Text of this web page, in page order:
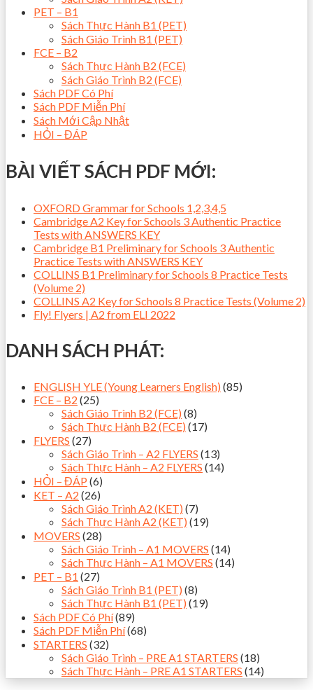
PET – B1
Sách Thực Hành B1 (PET)
Sách Giáo Trình B1 (PET)
FCE – B2
Sách Thực Hành B2 (FCE)
Sách Giáo Trình B2 (FCE)
Sách PDF Có Phí
Sách PDF Miễn Phí
Sách Mới Cập Nhật
HỎI – ĐÁP
BÀI VIẾT SÁCH PDF MỚI:
OXFORD Grammar for Schools 1,2,3,4,5
Cambridge A2 Key for Schools 3 Authentic Practice
Tests with ANSWERS KEY
Cambridge B1 Preliminary for Schools 3 Authentic
Practice Tests with ANSWERS KEY
COLLINS B1 Preliminary for Schools 8 Practice Tests
(Volume 2)
COLLINS A2 Key for Schools 8 Practice Tests (Volume 2)
Fly! Flyers | A2 from ELI 2022
DANH SÁCH PHÁT:
ENGLISH YLE (Young Learners English) (85)
FCE – B2 (25)
Sách Giáo Trình B2 (FCE) (8)
Sách Thực Hành B2 (FCE) (17)
FLYERS (27)
Sách Giáo Trình – A2 FLYERS (13)
Sách Thực Hành – A2 FLYERS (14)
HỎI – ĐÁP (6)
KET – A2 (26)
Sách Giáo Trình A2 (KET) (7)
Sách Thực Hành A2 (KET) (19)
MOVERS (28)
Sách Giáo Trình – A1 MOVERS (14)
Sách Thực Hành – A1 MOVERS (14)
PET – B1 (27)
Sách Giáo Trình B1 (PET) (8)
Sách Thực Hành B1 (PET) (19)
Sách PDF Có Phí(89)
Sách PDF Miễn Phí(68)
STARTERS (32)
Sách Giáo Trình – PRE A1 STARTERS (18)
Sách Thực Hành – PRE A1 STARTERS (14)